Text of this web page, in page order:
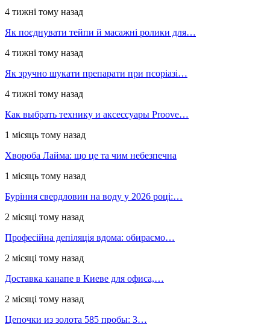
4 тижні тому назад
Як поєднувати тейпи й масажні ролики для…
4 тижні тому назад
Як зручно шукати препарати при псоріазі…
4 тижні тому назад
Как выбрать технику и аксессуары Proove…
1 місяць тому назад
Хвороба Лайма: що це та чим небезпечна
1 місяць тому назад
Буріння свердловин на воду у 2026 році:…
2 місяці тому назад
Професійна депіляція вдома: обираємо…
2 місяці тому назад
Доставка канапе в Киеве для офиса,…
2 місяці тому назад
Цепочки из золота 585 пробы: 3…